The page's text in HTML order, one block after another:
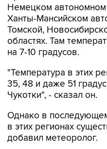
Немецком
Ханты-Мансийском
Томской,
областях. Там
на 7-10 градусов.
"Температура в этих
35, 48 и даже 51
Чукотки", - сказал он.
Однако в
в этих регионах
добавил метеоролог.